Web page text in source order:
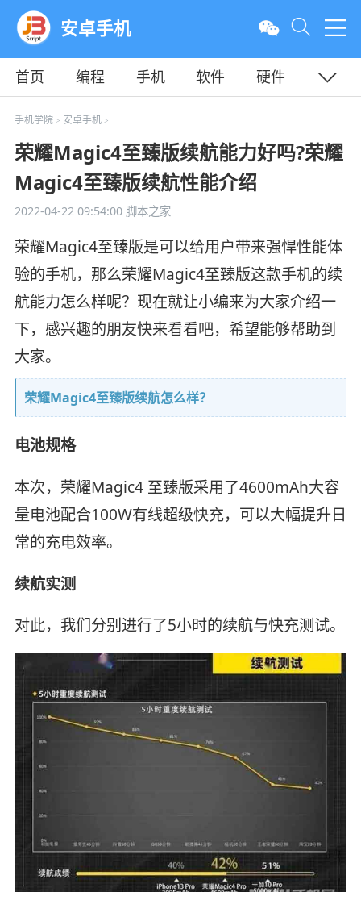
安卓手机
首页 编程 手机 软件
硬件
教程
平面
手机学院> 安卓手机>
荣耀Magic4至臻版续航能力好吗?荣耀
Magic4至臻版续航性能介绍
2022-04-22 09:54:00脚本之家
荣耀Magic4至臻版是可以给用户带来强悍性能体
验的手机，那么荣耀Magic4至臻版这款手机的续
航能力怎么样呢？现在就让小编来为大家介绍一
下，感兴趣的朋友快来看看吧，希望能够帮助到
大家。
荣耀Magic4至臻版续航怎么样？
电池规格
本次，荣耀Magic4 至臻版采用了4600mAh大容
量电池配合100W有线超级快充，可以大幅提升日
常的充电效率。
续航实测
对此，我们分别进行了5小时的续航与快充测试。